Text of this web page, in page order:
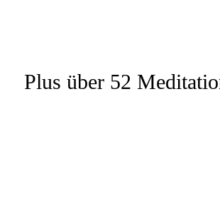
Plus über 52